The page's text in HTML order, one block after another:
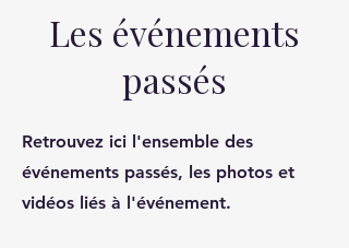
Les événements
passés
Retrouvez ici l'ensemble des
événements passés, les photos et
vidéos liés à l'événement.